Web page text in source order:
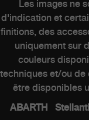
Heritage
Histoire
Les images ne
d'indication et
finitions, des
uniquement sur
couleurs
techniques et/ou de
être disponibles
ABARTH